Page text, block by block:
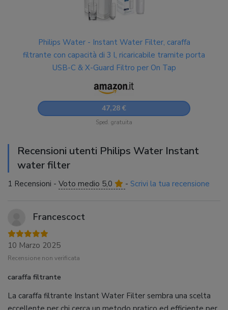
Philips Water - Instant Water Filter, caraffa
filtrante con capacità di 3 l, ricaricabile tramite porta
USB-C & X-Guard Filtro per On Tap
47,28 €
Sped. gratuita
Recensioni utenti Philips Water Instant
water filter
1 Recensioni - Voto medio 5,0 - Scrivi la tua recensione
Francescoct
10 Marzo 2025
Recensione non verificata
caraffa filtrante
La caraffa filtrante Instant Water Filter sembra una scelta